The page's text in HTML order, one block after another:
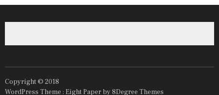
Copyright © 2018
WordPress Theme : Eight Paper by 8Degree Themes